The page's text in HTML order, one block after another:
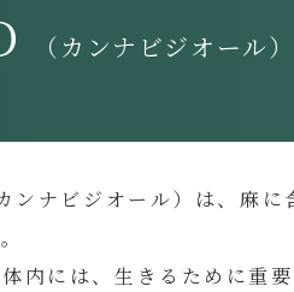
（カンナビジオール）
ンナビジオール）は、麻
内には、生きるために重